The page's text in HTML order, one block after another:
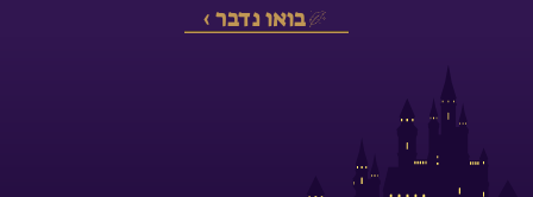
בואו נדבר ›